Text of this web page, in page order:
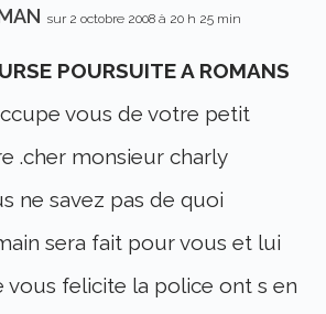
sur 2 octobre 2008 à 20 h 25 min
POURSUITE A ROMANS
vous de votre petit
.cher monsieur charly
ne savez pas de quoi
sera fait pour vous et lui
vous felicite la police ont s en